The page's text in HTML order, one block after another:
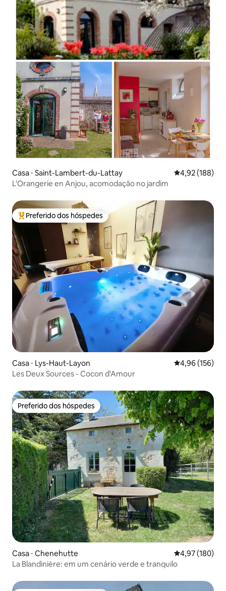
Casa ⋅ Saint-Lambert-du-Lattay 4,92 de uma
4,92 (188)
L'Orangerie en Anjou, acomodação no jardim
Entre os melhores preferidos dos hóspedes
Preferido dos hóspedes
Casa ⋅ Lys-Haut-Layon 4,96 de uma
4,96 (156)
Les Deux Sources - Cocon d'Amour
Preferido dos hóspedes
Preferido dos hóspedes
Casa ⋅ Chenehutte 4,97 de uma
4,97 (180)
La Blandinière: em um cenário verde e tranquilo